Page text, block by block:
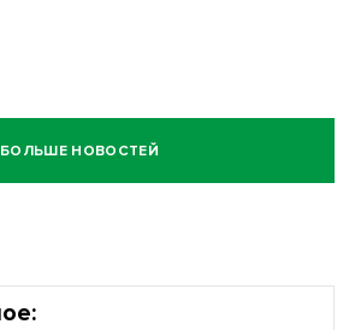
БОЛЬШЕ НОВОСТЕЙ